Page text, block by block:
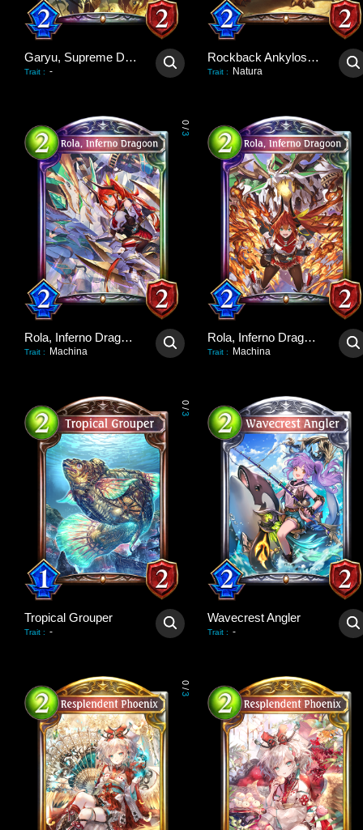
Garyu, Supreme Dragonkin
Trait : -
Rockback Ankylosaurus
Trait : Natura
0
/
3
Rola, Inferno Dragoon
Trait : Machina
Rola, Inferno Dragoon
Trait : Machina
0
/
3
Tropical Grouper
Trait : -
Wavecrest Angler
Trait : -
0
/
3